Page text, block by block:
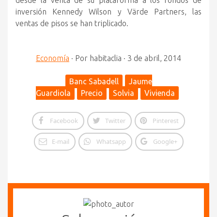
inversión Kennedy Wilson y Värde Partners, las
ventas de pisos se han triplicado.
Economía · Por habitaclia · 3 de abril, 2014
Banc Sabadell
Jaume
Guardiola
Precio Solvia Vivienda
Facebook Twitter Pinterest
E-mail Whatsapp Google+